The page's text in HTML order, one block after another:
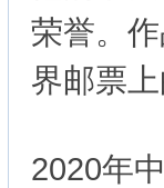
荣誉。
界邮票
2020年